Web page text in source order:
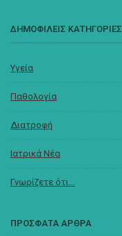
ΔΗΜΟΦΙΛΕΙΣ ΚΑΤΗΓΟΡΙΕΣ
Υγεία
Παθολογία
Διατροφή
Ιατρικά Νέα
Γνωρίζετε ότι...
ΠΡΟΣΦΑΤΑ ΑΡΘΡΑ